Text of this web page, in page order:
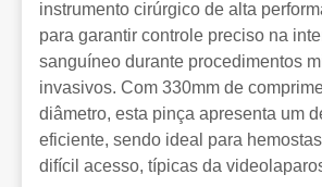
instrumento cirúrgico de alta
para garantir controle preciso na
sanguíneo durante procedimentos
invasivos. Com 330mm de
diâmetro, esta pinça apresenta um
eficiente, sendo ideal para
difícil acesso, típicas da